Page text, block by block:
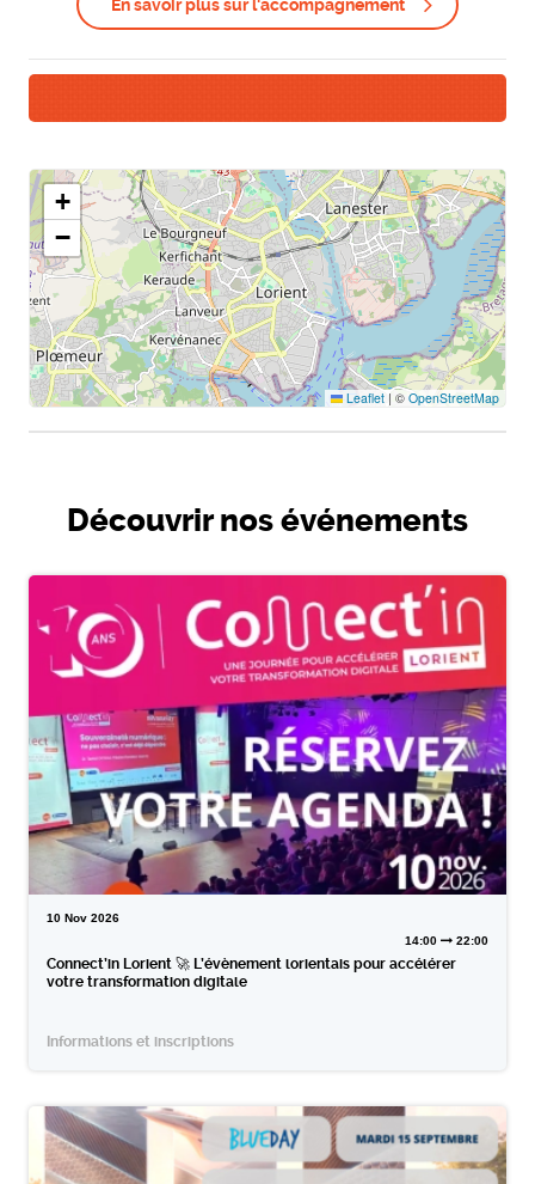
En savoir plus sur l'accompagnement
+
−
Leaflet | ©OpenStreetMap
Découvrir nos événements
10 Nov 2026
14:00
22:00
Connect’in Lorient 🚀 L’évènement lorientais pour accélérer
votre transformation digitale
Informations et inscriptions